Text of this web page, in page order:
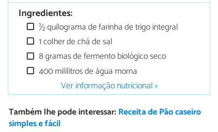
Ingredientes:
½ quilograma de farinha de trigo integral
1 colher de chá de sal
8 gramas de fermento biológico seco
400 mililitros de água morna
Ver informação nutricional >
Também lhe pode interessar: Receita de Pão caseiro
simples e fácil